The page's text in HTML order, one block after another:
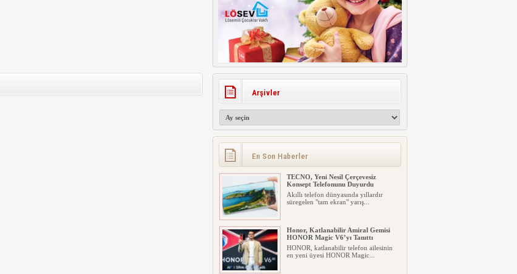
Arşivler
En Son Haberler
TECNO, Yeni Nesil Çerçevesiz
Konsept Telefonunu Duyurdu
Akıllı telefon dünyasında yıllardır
süregelen "tam ekran" yarış...
Honor, Katlanabilir Amiral Gemisi
HONOR Magic V6’yı Tanıttı
HONOR, katlanabilir telefon ailesinin
en yeni üyesi HONOR Magic...